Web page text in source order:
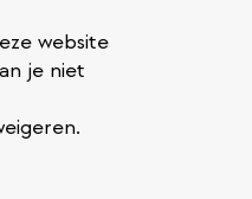
website
je niet